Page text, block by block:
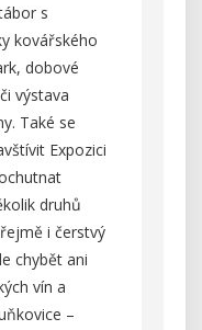
s
kovářského
dobové
výstava
Také se
Expozici
druhů
i čerstvý
chybět ani
vín a
–